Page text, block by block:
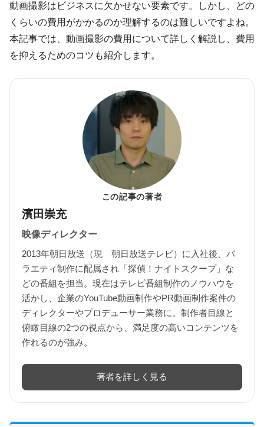
動画撮影はビジネスに欠かせない要素です。しかし、どの
くらいの費用がかかるのか理解するのは難しいですよね。
本記事では、動画撮影の費用について詳しく解説し、費用
を抑えるためのコツも紹介します。
この記事の著者
濱田崇充
映像ディレクター
2013年朝日放送（現 朝日放送テレビ）に入社後、バ
ラエティ制作に配属され「探偵！ナイトスクープ」な
どの番組を担当。現在はテレビ番組制作のノウハウを
活かし、企業のYouTube動画制作やPR動画制作案件の
ディレクターやプロデューサー業務に。制作者目線と
俯瞰目線の2つの視点から、満足度の高いコンテンツを
作れるのが強み。
著者を詳しく見る